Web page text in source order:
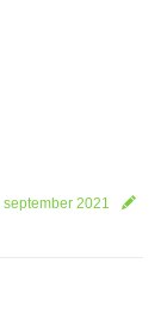
september 2021